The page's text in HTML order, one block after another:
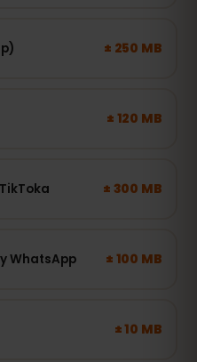
± 250 MB
± 120 MB
± 300 MB
WhatsApp ± 100 MB
± 10 MB